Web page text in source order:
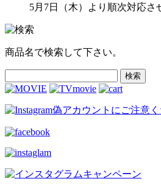
5月7日（木）より順次対応さ
商品名で検索して下さい。